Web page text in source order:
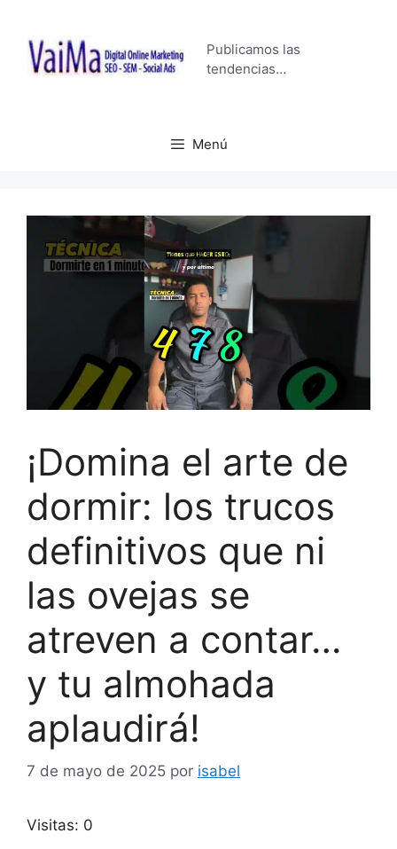
contenido
Publicamos las
tendencias…
Menú
¡Domina el arte de
dormir: los trucos
definitivos que ni
las ovejas se
atreven a contar…
y tu almohada
aplaudirá!
7 de mayo de 2025 por isabel
Visitas: 0